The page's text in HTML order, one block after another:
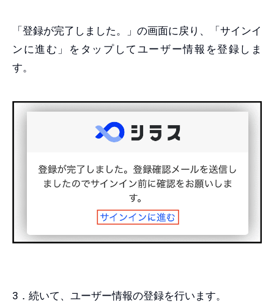
「登録が完了しました。」の画面に戻り、「サインイ
ンに進む」をタップしてユーザー情報を登録しま
す。
3．続いて、ユーザー情報の登録を行います。